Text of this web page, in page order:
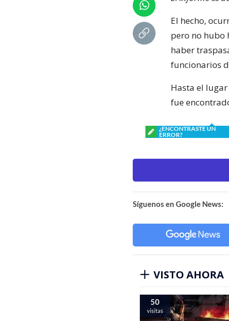
El hecho,
pero no hubo
haber
funcionarios
Hasta el
fue
¿ENCONTRASTE UN
ERROR?
Síguenos en Google News:
VISTO AHORA
50
visitas